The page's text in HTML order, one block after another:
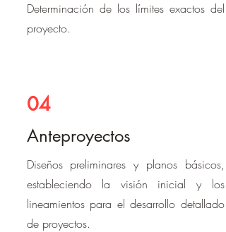
Determinación de los límites exactos del
proyecto.
04
Anteproyectos
Diseños preliminares y planos básicos,
estableciendo la visión inicial y los
lineamientos para el desarrollo detallado
de proyectos.